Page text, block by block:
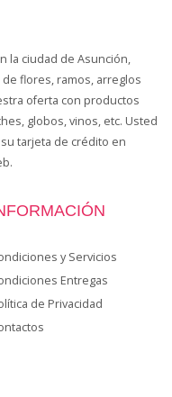
la ciudad de Asunción,
de flores, ramos, arreglos
oferta con productos
globos, vinos, etc. Usted
tarjeta de crédito en
y Servicios
Entregas
de Privacidad